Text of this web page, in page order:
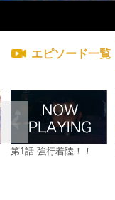
エピソード一覧
第1話 強行着陸！！